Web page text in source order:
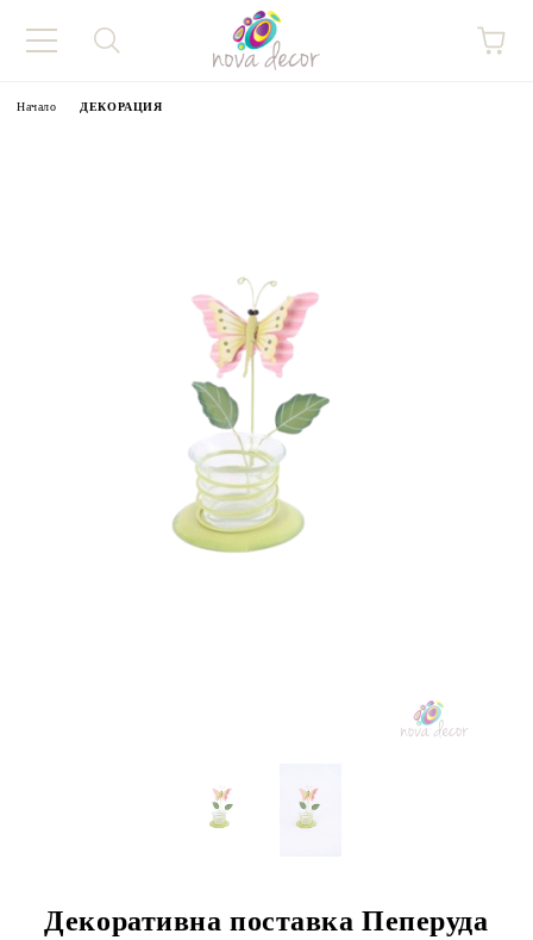
Начало ДЕКОРАЦИЯ
Декоративна поставка Пеперуда